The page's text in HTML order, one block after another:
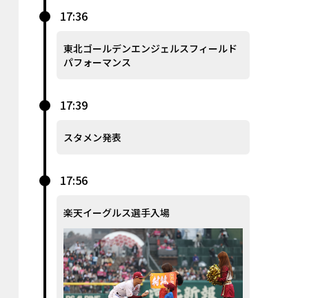
17:36
東北ゴールデンエンジェルスフィールド
パフォーマンス
17:39
スタメン発表
17:56
楽天イーグルス選手入場